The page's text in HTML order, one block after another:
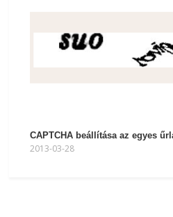
CAPTCHA beállítása az egyes
2013-03-28